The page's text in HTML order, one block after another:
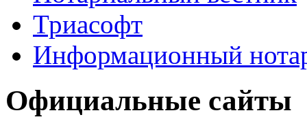
Триасофт
Информационный
Официальные сайты